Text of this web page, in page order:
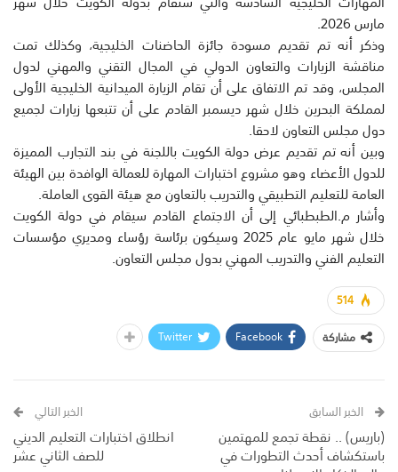
مارس 2026.
وذكر أنه تم تقديم مسودة جائزة الحاضنات الخليجية، وكذلك تمت
مناقشة الزيارات والتعاون الدولي في المجال التقني والمهني لدول
المجلس، وقد تم الاتفاق على أن تقام الزيارة الميدانية الخليجية الأولى
لمملكة البحرين خلال شهر ديسمبر القادم على أن تتبعها زيارات لجميع
دول مجلس التعاون لاحقا.
وبين أنه تم تقديم عرض دولة الكويت باللجنة في بند التجارب المميزة
للدول الأعضاء وهو مشروع اختبارات المهارة للعمالة الوافدة بين الهيئة
العامة للتعليم التطبيقي والتدريب بالتعاون مع هيئة القوى العاملة.
وأشار م.الطبطبائي إلى أن الاجتماع القادم سيقام في دولة الكويت
خلال شهر مايو عام 2025 وسيكون برئاسة رؤساء ومديري مؤسسات
التعليم الفني والتدريب المهني بدول مجلس التعاون.
514
مشاركة
Facebook
Twitter
الخبر السابق
(باريس) .. نقطة تجمع للمهتمين
باستكشاف أحدث التطورات في
الخبر التالي
انطلاق اختبارات التعليم الديني
للصف الثاني عشر